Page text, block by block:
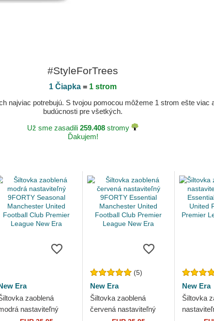
#StyleForTrees
1 Čiapka = 1 strom
najviac potrebujú. S tvojou pomocou môžeme 1 strom ešte
budúcnosti pre všetkých.
Už sme zasadili 259.408 stromy
Ďakujem!
Era
zaoblená
nastaviteľný
(5)
New Era
Šiltovka zaoblená
červená nastaviteľný
New Era
Šiltovka